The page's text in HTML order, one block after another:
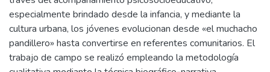
especialmente brindado desde la infancia, y mediante la
cultura urbana, los jóvenes evolucionan desde «el muchacho
pandillero» hasta convertirse en referentes comunitarios. El
trabajo de campo se realizó empleando la metodología